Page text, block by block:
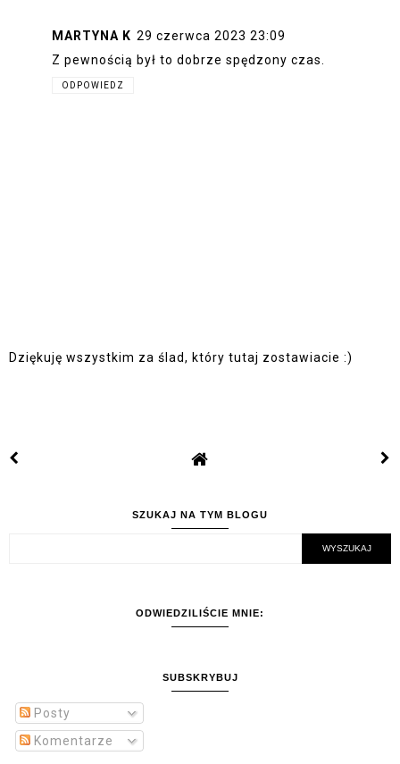
MARTYNA K 29 czerwca 2023 23:09
Z pewnością był to dobrze spędzony czas.
ODPOWIEDZ
Dziękuję wszystkim za ślad, który tutaj zostawiacie :)
SZUKAJ NA TYM BLOGU
ODWIEDZILIŚCIE MNIE:
SUBSKRYBUJ
Posty
Komentarze